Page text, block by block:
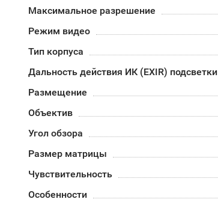
Максимальное разрешение
Режим видео
Тип корпуса
Дальность действия ИК (EXIR) подсветки
Размещение
Объектив
Угол обзора
Размер матрицы
Чувствительность
Особенности